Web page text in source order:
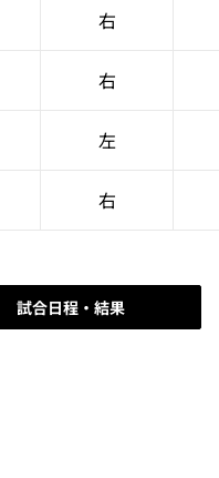
右
右
左
右
試合日程・結果